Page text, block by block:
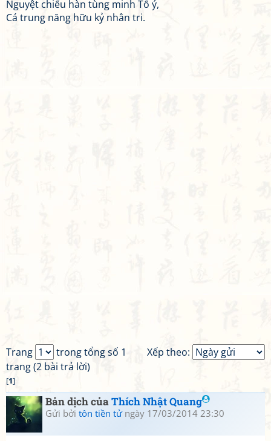
Nguyệt chiếu hàn tùng minh Tổ ý,
Cá trung năng hữu kỷ nhân tri.
Xếp theo:
Trang
trong tổng số 1
trang (2 bài trả lời)
[1]
Bản dịch củaThích Nhật Quang
Gửi bởi tôn tiền tửngày 17/03/2014 23:30